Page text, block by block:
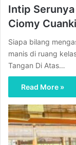
Intip Serunya
Ciomy
Siapa bilang
manis di ruang
Tangan Di Atas…
Read More »